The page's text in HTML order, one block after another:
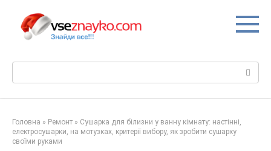
вмісту
Головна » Ремонт » Сушарка для білизни у ванну кімнату: настінні,
електросушарки, на мотузках, критерії вибору, як зробити сушарку
своїми руками